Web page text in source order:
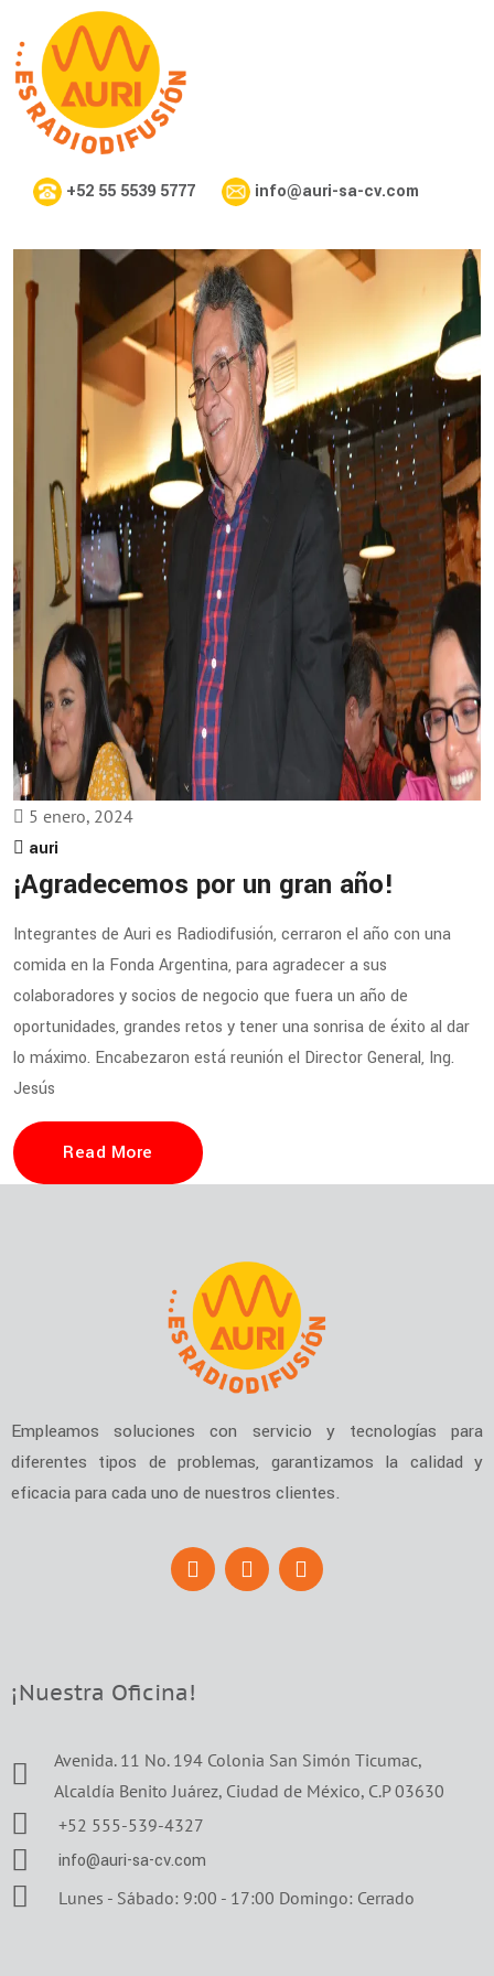
+52 55 5539 5777 info@auri-sa-cv.com
5 enero, 2024
auri
¡Agradecemos por un gran año!
Integrantes de Auri es Radiodifusión, cerraron el año con una
comida en la Fonda Argentina, para agradecer a sus
colaboradores y socios de negocio que fuera un año de
oportunidades, grandes retos y tener una sonrisa de éxito al dar
lo máximo. Encabezaron está reunión el Director General, Ing.
Jesús
Read More
Empleamos soluciones con servicio y tecnologías para
diferentes tipos de problemas, garantizamos la calidad y
eficacia para cada uno de nuestros clientes.
¡Nuestra Oficina!
Avenida. 11 No. 194 Colonia San Simón Ticumac,
Alcaldía Benito Juárez, Ciudad de México, C.P 03630
+52 555-539-4327
info@auri-sa-cv.com
Lunes - Sábado: 9:00 - 17:00 Domingo: Cerrado